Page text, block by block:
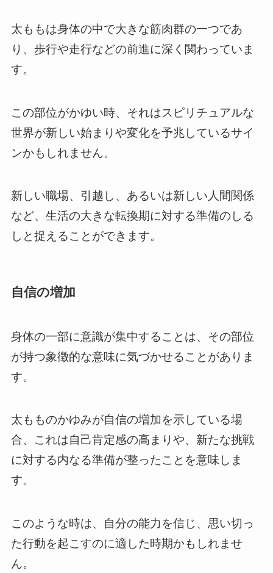
太ももは身体の中で大きな筋肉群の一つであ
り、歩行や走行などの前進に深く関わっていま
す。
この部位がかゆい時、それはスピリチュアルな
世界が新しい始まりや変化を予兆しているサイ
ンかもしれません。
新しい職場、引越し、あるいは新しい人間関係
など、生活の大きな転換期に対する準備のしる
しと捉えることができます。
自信の増加
身体の一部に意識が集中することは、その部位
が持つ象徴的な意味に気づかせることがありま
す。
太もものかゆみが自信の増加を示している場
合、これは自己肯定感の高まりや、新たな挑戦
に対する内なる準備が整ったことを意味しま
す。
このような時は、自分の能力を信じ、思い切っ
た行動を起こすのに適した時期かもしれませ
ん。